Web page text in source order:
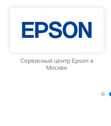
Сервисный центр Epson в
Москве